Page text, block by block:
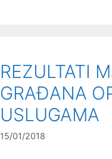
REZULTATI
GRAĐANA
USLUGAMA
15/01/2018